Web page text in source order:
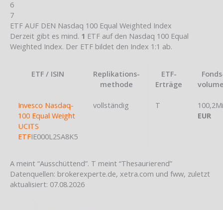
6
7
ETF AUF DEN Nasdaq 100 Equal Weighted Index
Derzeit gibt es mind. 1 ETF auf den Nasdaq 100 Equal
Weighted Index. Der ETF bildet den Index 1:1 ab.
ETF / ISIN
Replikations-
methode
ETF-
Erträge
Invesco Nasdaq-
100 Equal Weight
UCITS
ETFIE000L2SA8K5
vollständig T
EUR
A meint “Ausschüttend”. T meint “Thesaurierend”
Datenquellen: brokerexperte.de, xetra.com und fww, zuletzt
aktualisiert: 07.08.2026